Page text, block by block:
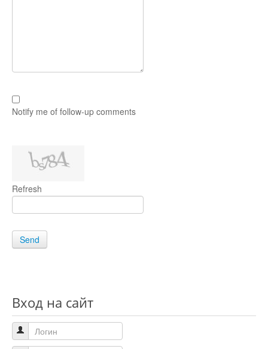
Notify me of follow-up comments
Refresh
Send
Вход на сайт